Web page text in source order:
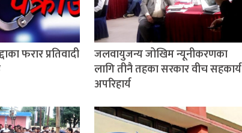
फरार प्रतिवादी
जलवायुजन्य जोखिम न्यूनीकरणका
लागि तीनै तहका सरकार वीच सहकार्य
अपरिहार्य